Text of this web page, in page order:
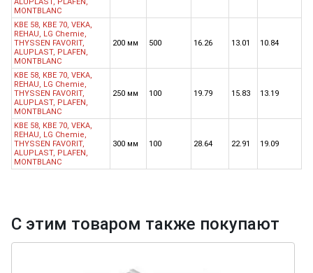
MONTBLANC
KBE 58, KBE 70, VEKA,
REHAU, LG Chemie,
THYSSEN FAVORIT,
ALUPLAST, PLAFEN,
MONTBLANC
200 мм 500 16.26 13.01 10.84
KBE 58, KBE 70, VEKA,
REHAU, LG Chemie,
THYSSEN FAVORIT,
ALUPLAST, PLAFEN,
MONTBLANC
250 мм 100 19.79 15.83 13.19
KBE 58, KBE 70, VEKA,
REHAU, LG Chemie,
THYSSEN FAVORIT,
ALUPLAST, PLAFEN,
MONTBLANC
300 мм 100 28.64 22.91 19.09
С этим товаром также покупают